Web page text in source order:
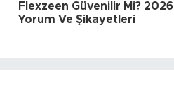
Flexzeen Güvenilir Mi? 2026
Yorum Ve Şikayetleri